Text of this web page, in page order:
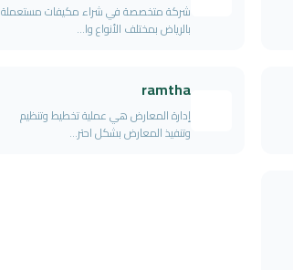
شركة متخصصة في شراء مكيفات مستعملة
بالرياض بمختلف الأنواع وا...
ramtha
إدارة المعارض هي عملية تخطيط وتنظيم
وتنفيذ المعارض بشكل احتر...